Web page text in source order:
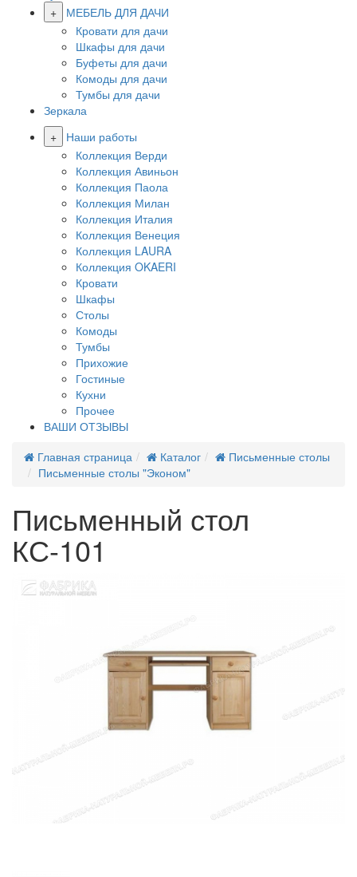
+
МЕБЕЛЬ ДЛЯ ДАЧИ
Кровати для дачи
Шкафы для дачи
Буфеты для дачи
Комоды для дачи
Тумбы для дачи
Зеркала
+
Наши работы
Коллекция Верди
Коллекция Авиньон
Коллекция Паола
Коллекция Милан
Коллекция Италия
Коллекция Венеция
Коллекция LAURA
Коллекция OKAERI
Кровати
Шкафы
Столы
Комоды
Тумбы
Прихожие
Гостиные
Кухни
Прочее
ВАШИ ОТЗЫВЫ
Главная страница
Каталог
Письменные столы
Письменные столы "Эконом"
Письменный стол
КС-101